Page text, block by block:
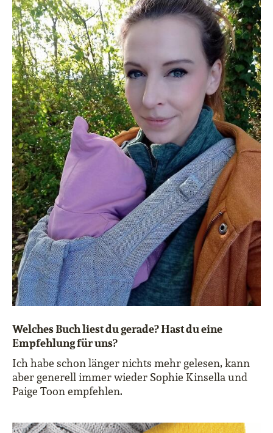
Welches Buch liest du gerade? Hast du eine
Empfehlung für uns?
Ich habe schon länger nichts mehr gelesen, kann
aber generell immer wieder Sophie Kinsella und
Paige Toon empfehlen.